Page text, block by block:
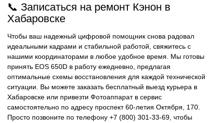
📞 Записаться на ремонт Кэнон в
Хабаровске
Чтобы ваш надежный цифровой помощник снова радовал
идеальными кадрами и стабильной работой, свяжитесь с
нашими координаторами в любое удобное время. Мы готовы
принять EOS 650D в работу ежедневно, предлагая
оптимальные схемы восстановления для каждой технической
ситуации. Вы можете заказать бесплатный выезд курьера в
Хабаровске или привезти Фотоаппарат в сервис
самостоятельно по адресу проспект 60-летия Октября, 170.
Просто позвоните по телефону +7 (800) 301-33-69, чтобы